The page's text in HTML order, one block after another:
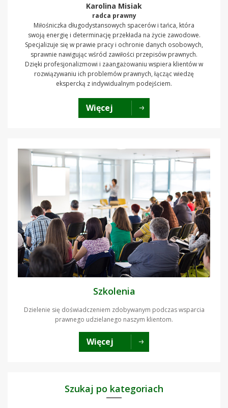
Karolina Misiak
radca prawny
Miłośniczka długodystansowych spacerów i tańca, która
swoją energię i determinację przekłada na życie zawodowe.
Specjalizuje się w prawie pracy i ochronie danych osobowych,
sprawnie nawigując wśród zawiłości przepisów prawnych.
Dzięki profesjonalizmowi i zaangażowaniu wspiera klientów w
rozwiązywaniu ich problemów prawnych, łącząc wiedzę
ekspercką z indywidualnym podejściem.
Więcej
Szkolenia
Dzielenie się doświadczeniem zdobywanym podczas wsparcia
prawnego udzielanego naszym klientom.
Więcej
Szukaj po kategoriach